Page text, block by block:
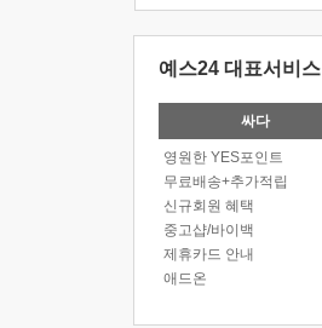
예스24 대표서비스
싸다
영원한 YES포인트
무료배송+추가적립
신규회원 혜택
중고샵/바이백
제휴카드 안내
애드온